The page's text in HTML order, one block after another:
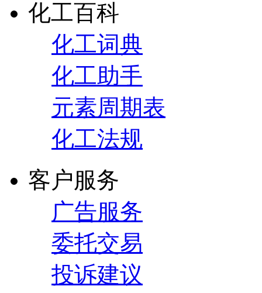
化工百科
化工词典
化工助手
元素周期表
化工法规
客户服务
广告服务
委托交易
投诉建议